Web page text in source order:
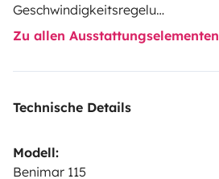
Geschwindigkeitsregelung
Zu allen Ausstattungselementen
Technische Details
Modell:
Benimar 115